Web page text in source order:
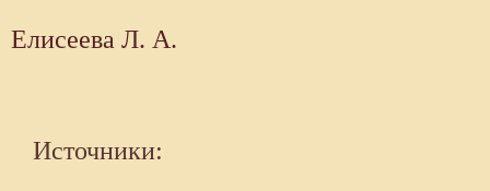
Елисеева Л. А.
Источники: